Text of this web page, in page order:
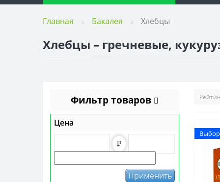
Главная Бакалея Хлебцы
Хлебцы – гречневые,
Фильтр товаров
Цена
₽
Применить
Выбор
Выбор